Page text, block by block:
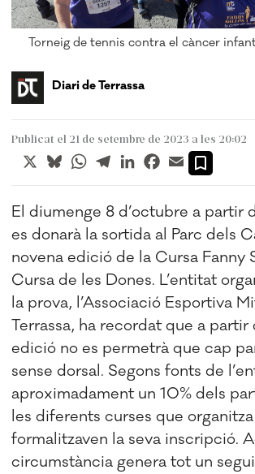
Torneig de tennis contra el càncer
Diari de Terrassa
Publicat el 21 de setembre de 2023 a les 20:02
X BlueskyWhatsApp
TelegramLinkedInFacebook
Email
El diumenge 8 d’octubre a partir
es donarà la sortida al Parc dels
novena edició de la Cursa Fanny
Cursa de les Dones. L’entitat
la prova, l’Associació Esportiva
Terrassa, ha recordat que a partir
edició no es permetrà que cap
sense dorsal. Segons fonts de
aproximadament un 10% dels
les diferents curses que
formalitzaven la seva inscripció.
circumstància genera tot un